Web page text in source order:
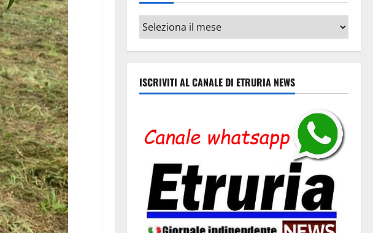
Archivi
ISCRIVITI AL CANALE DI ETRURIA NEWS